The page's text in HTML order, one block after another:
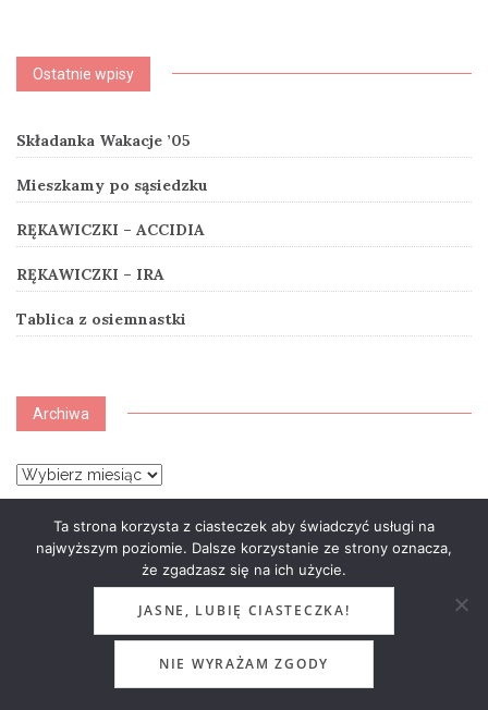
Ostatnie wpisy
Składanka Wakacje ’05
Mieszkamy po sąsiedzku
RĘKAWICZKI – ACCIDIA
RĘKAWICZKI – IRA
Tablica z osiemnastki
Archiwa
Archiwa
Ta strona korzysta z ciasteczek aby świadczyć usługi na
najwyższym poziomie. Dalsze korzystanie ze strony oznacza,
że zgadzasz się na ich użycie.
JASNE, LUBIĘ CIASTECZKA!
NIE WYRAŻAM ZGODY